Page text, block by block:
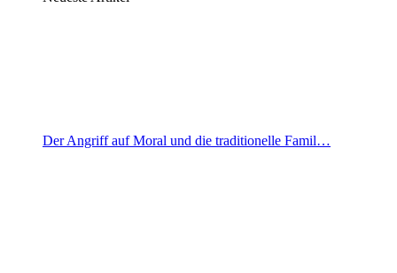
Der Angriff auf Moral und die traditionelle Famil…